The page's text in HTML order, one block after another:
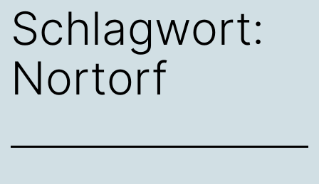
Schlagwort:
Nortorf